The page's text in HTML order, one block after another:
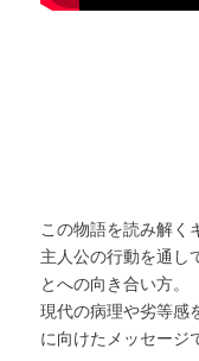
この物語を読み解く
主人公の行動を通し
とへの向き合い方。
現代の病理や劣等感
に向けたメッセージ